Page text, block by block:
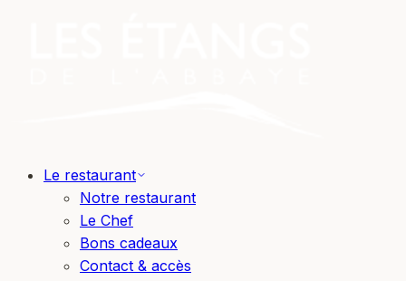
Le restaurant
Notre restaurant
Le Chef
Bons cadeaux
Contact & accès